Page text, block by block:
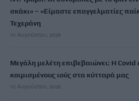
σκάκι» – «Είμαστε επαγγελματίες
Τεχεράνη
10 Αυγούστου, 2026
Μεγάλη μελέτη επιβεβαιώνει: Η Covid
κοιμισμένους ιούς στα κύτταρά μας
10 Αυγούστου, 2026